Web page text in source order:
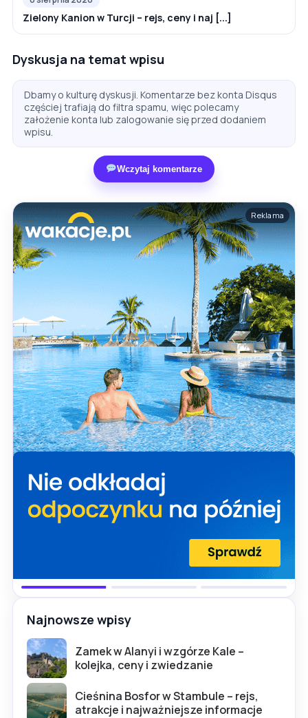
Zielony Kanion w Turcji – rejs, ceny i naj [...]
Dyskusja na temat wpisu
Dbamy o kulturę dyskusji. Komentarze bez konta Disqus
częściej trafiają do filtra spamu, więc polecamy
założenie konta lub zalogowanie się przed dodaniem
wpisu.
Wczytaj komentarze
Reklama
Najnowsze wpisy
Zamek w Alanyi i wzgórze Kale –
kolejka, ceny i zwiedzanie
Cieśnina Bosfor w Stambule – rejs,
atrakcje i najważniejsze informacje